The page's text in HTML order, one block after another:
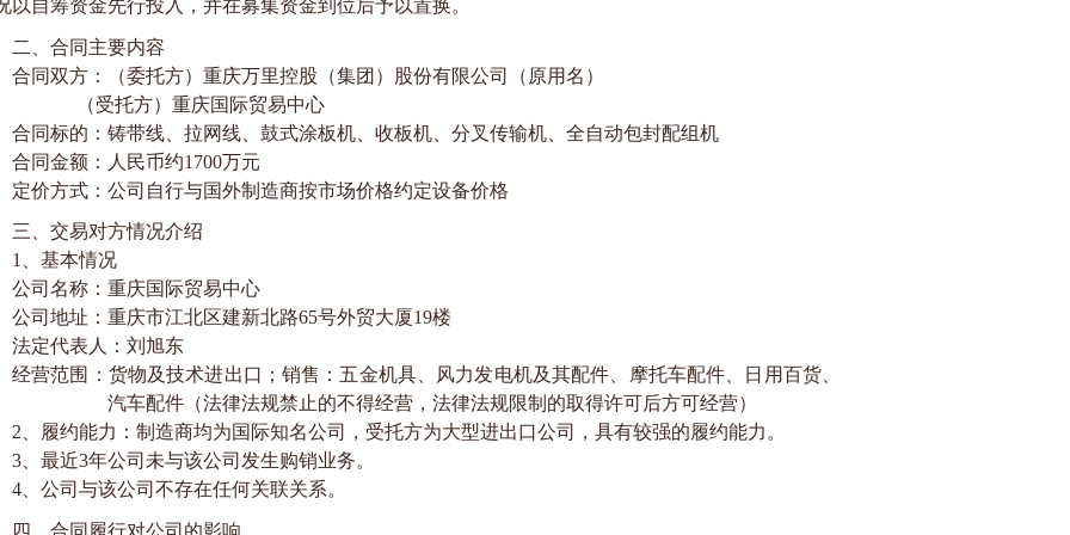
以自筹资金先行投入，并在募集资金到位后予以置换。
二、合同主要内容
合同双方：（委托方）重庆万里控股（集团）股份有限公司（原用名）
（受托方）重庆国际贸易中心
合同标的：铸带线、拉网线、鼓式涂板机、收板机、分叉传输机、全自动包封配组机
合同金额：人民币约1700万元
定价方式：公司自行与国外制造商按市场价格约定设备价格
三、交易对方情况介绍
1
、基本情况
公司名称：重庆国际贸易中心
公司地址：重庆市江北区建新北路65号外贸大厦19楼
法定代表人：刘旭东
经营范围：货物及技术进出口；销售：五金机具、风力发电机及其配件、摩托车配件、日用百货、
汽车配件（法律法规禁止的不得经营，法律法规限制的取得许可后方可经营）
2 、履约能力：制造商均为国际知名公司，受托方为大型进出口公司，具有较强的履约能力。
3、最近3年公司未与该公司发生购销业务。
4、公司与该公司不存在任何关联关系。
四、合同履行对公司的影响